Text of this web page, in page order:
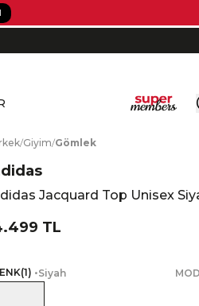
rkek/Giyim/Gömlek
Jacquard Top Unisex
TL
(1) •Siyah